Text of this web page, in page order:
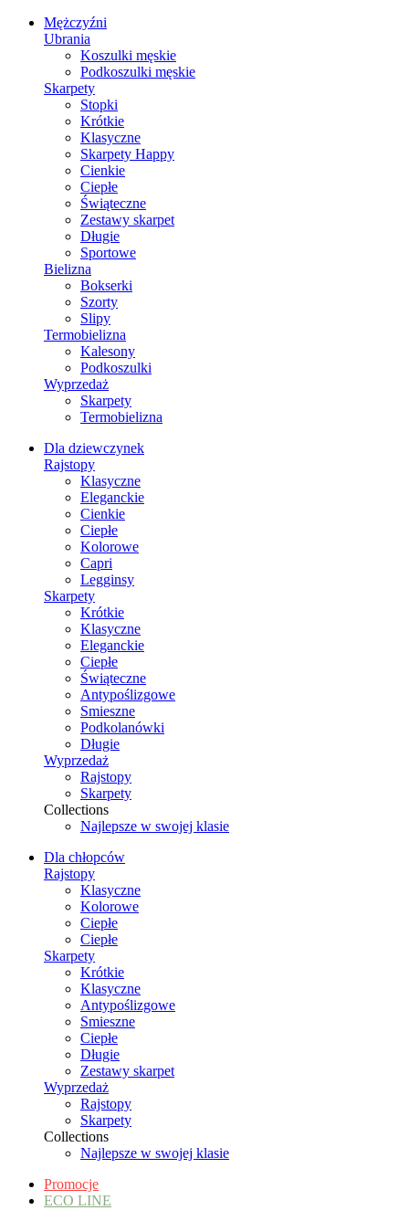
Mężczyźni
Ubrania
Koszulki męskie
Podkoszulki męskie
Skarpety
Stopki
Krótkie
Klasyczne
Skarpety Happy
Cienkie
Ciepłe
Świąteczne
Zestawy skarpet
Długie
Sportowe
Bielizna
Bokserki
Szorty
Slipy
Termobielizna
Kalesony
Podkoszulki
Wyprzedaż
Skarpety
Termobielizna
Dla dziewczynek
Rajstopy
Klasyczne
Eleganckie
Cienkie
Ciepłe
Kolorowe
Capri
Legginsy
Skarpety
Krótkie
Klasyczne
Eleganckie
Ciepłe
Świąteczne
Antypoślizgowe
Smieszne
Podkolanówki
Długie
Wyprzedaż
Rajstopy
Skarpety
Collections
Najlepsze w swojej klasie
Dla chłopców
Rajstopy
Klasyczne
Kolorowe
Ciepłe
Ciepłe
Skarpety
Krótkie
Klasyczne
Antypoślizgowe
Smieszne
Ciepłe
Długie
Zestawy skarpet
Wyprzedaż
Rajstopy
Skarpety
Collections
Najlepsze w swojej klasie
Promocje
ECO LINE